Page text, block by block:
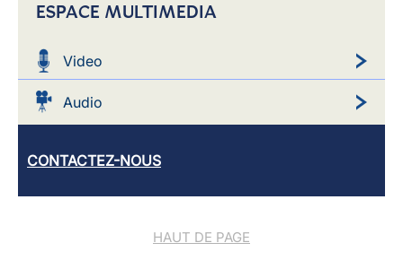
ESPACE MULTIMEDIA
Video
Audio
CONTACTEZ-NOUS
HAUT DE PAGE